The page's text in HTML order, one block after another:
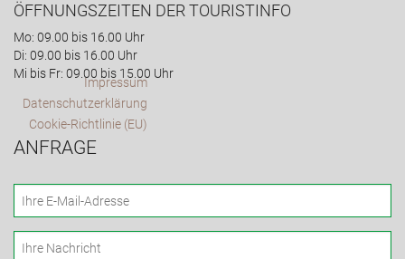
ÖFFNUNGSZEITEN DER TOURISTINFO
Mo: 09.00 bis 16.00 Uhr
Di: 09.00 bis 16.00 Uhr
Mi bis Fr: 09.00 bis 15.00 Uhr
Impressum
Datenschutzerklärung
Cookie-Richtlinie (EU)
ANFRAGE